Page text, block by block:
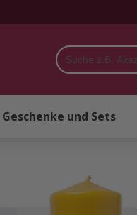
Search
for:
Geschenke und Sets